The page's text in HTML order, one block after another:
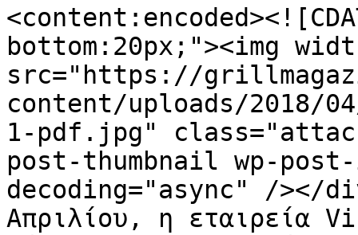
bottom:20px;"><img
src="https://
content/uploads/2018/04/
1-pdf.jpg"
post-thumbnail wp-
decoding="async" /></
Απριλίου, η εταιρεία